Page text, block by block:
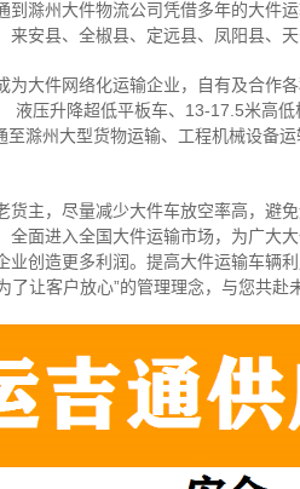
滁州大件物流公司凭借多年的大件
安县、全椒县、定远县、凤阳县、天
大件网络化运输企业，自有及合作
液压升降超低平板车、13-17.5米高
滁州大型货物运输、工程机械设备
货主，尽量减少大件车放空率高，避
全面进入全国大件运输市场，为广大
创造更多利润。提高大件运输车辆
让客户放心”的管理理念，与您共赴